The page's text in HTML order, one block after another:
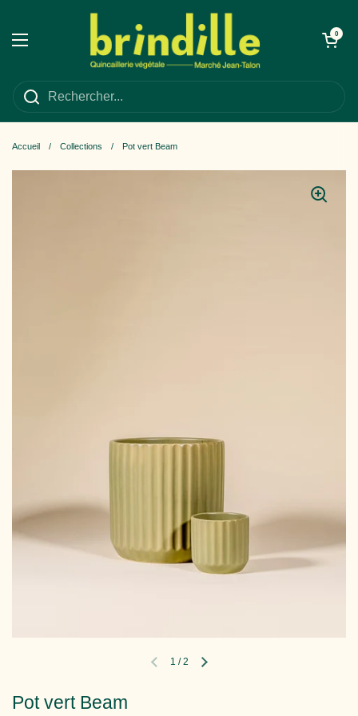
Ouvrir le menu
Ouvrir le panier
0
Accueil / Collections / Pot vert Beam
Diapositive précédente
Diapositive suivante
1 /2
Pot vert Beam